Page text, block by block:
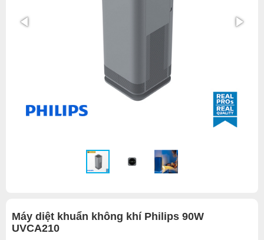
Máy diệt khuẩn không khí Philips 90W
UVCA210